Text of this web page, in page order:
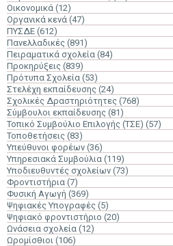
Οικονομικά (12)
Οργανικά κενά (47)
ΠΥΣΔΕ (612)
Πανελλαδικές (891)
Πειραματικά σχολεία (84)
Προκηρύξεις (839)
Πρότυπα Σχολεία (53)
Στελέχη εκπαίδευσης (24)
Σχολικές Δραστηριότητες (768)
Σύμβουλοι εκπαίδευσης (81)
Τοπικό Συμβούλιο Επιλογής (ΤΣΕ) (57)
Τοποθετήσεις (83)
Υπεύθυνοι φορέων (36)
Υπηρεσιακά Συμβούλια (119)
Υποδιευθυντές σχολείων (73)
Φροντιστήρια (7)
Φυσική Αγωγή (369)
Ψηφιακές Υπογραφές (5)
Ψηφιακό φροντιστήριο (20)
Ωνάσεια σχολεία (12)
Ωρομίσθιοι (106)